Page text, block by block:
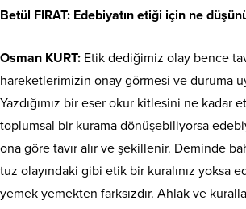
Betül FIRAT: Edebiyatın etiği için ne
Osman KURT: Etik dediğimiz olay bence
hareketlerimizin onay görmesi ve duruma
Yazdığımız bir eser okur kitlesini ne kadar
toplumsal bir kurama dönüşebiliyorsa
ona göre tavır alır ve şekillenir. Deminde
tuz olayındaki gibi etik bir kuralınız yoksa
yemek yemekten farksızdır. Ahlak ve